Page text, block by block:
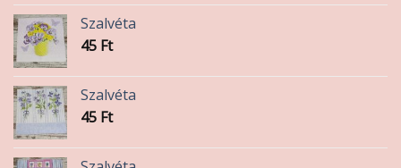
Szalvéta
45 Ft
Szalvéta
45 Ft